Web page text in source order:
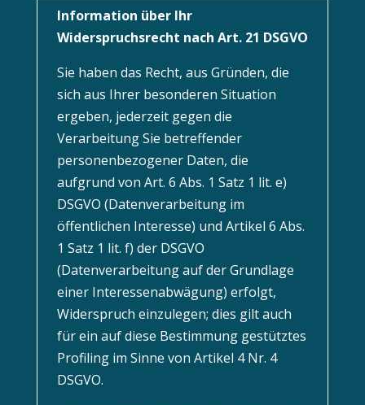
Information über Ihr
Widerspruchsrecht nach Art. 21 DSGVO
Sie haben das Recht, aus Gründen, die
sich aus Ihrer besonderen Situation
ergeben, jederzeit gegen die
Verarbeitung Sie betreffender
personenbezogener Daten, die
aufgrund von Art. 6 Abs. 1 Satz 1 lit. e)
DSGVO (Datenverarbeitung im
öffentlichen Interesse) und Artikel 6 Abs.
1 Satz 1 lit. f) der DSGVO
(Datenverarbeitung auf der Grundlage
einer Interessenabwägung) erfolgt,
Widerspruch einzulegen; dies gilt auch
für ein auf diese Bestimmung gestütztes
Profiling im Sinne von Artikel 4 Nr. 4
DSGVO.